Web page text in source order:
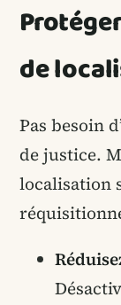
de
Pas besoin
de justice.
localisation